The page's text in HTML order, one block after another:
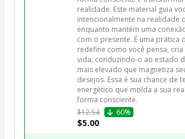
realidade. Este material guia
intencionalmente na realidade
enquanto mantém uma
com o presente. É uma prática
redefine como você pensa, cria
vida, conduzindo-o ao estado
mais elevado que magnetiza
desejos. Essa é sua chance de
energético que molda a sua
forma consciente.
$12.54
60%
$5.00